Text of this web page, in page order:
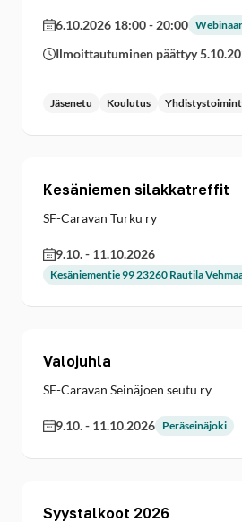
6.10.2026 18:00- 20:00
Ilmoittautuminen päättyy
Jäsenetu Koulutus
Kesäniemen silakkatreffit
SF-Caravan Turku ry
9.10.- 11.10.2026
Kesäniementie 99 23260 Rautila
Valojuhla
SF-Caravan Seinäjoen seutu ry
9.10.- 11.10.2026 Peräseinäjoki
Syystalkoot 2026